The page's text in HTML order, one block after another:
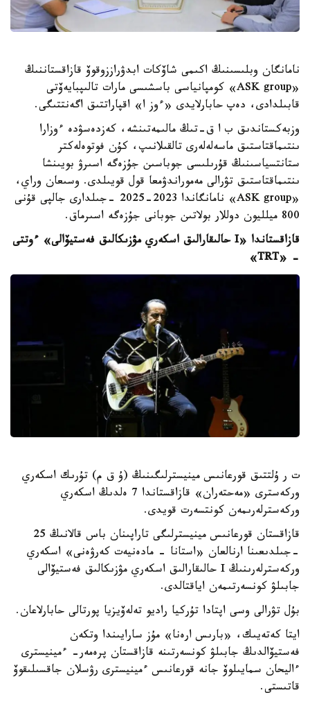
نامانگان وبلىسىنىڭ اكىمى شاۆكات ابدۋراززوقوۆ قازاقستاننىڭ
«ASK group» كومپانياسى باسشىسى مارات تالىپبايەۆتى
قابىلدادى، دەپ حابارلايدى «ءوز ا» اقپاراتتىق اگەنتتىگى.
وزبەكستاندىق ب ا ق-تىڭ مالىمەتىنشە، كەزدەسۋدە ءوزارا
ىنتىماقتاستىق ماسەلەلەرى تالقىلانىپ، كۇن فوتوەلەكتر
ستانتسياسىنىڭ قۇرىلىسى جوباسىن جۇزەگە اسىرۋ بويىنشا
ىنتىماقتاستىق تۋرالى مەموراندۋمعا قول قويىلدى. وسىعان وراي،
«ASK group» نامانگاندا 2023-2025 -جىلدارى جالپى قۇنى
800 ميلليون دوللار بولاتىن جوبانى جۇزەگە اسىرماق.
قازاقستاندا «I حالىقارالىق اسكەري مۋزىكالىق فەستيۆالى» ءوتتى
- «TRT»
ت ر ۇلتتىق قورعانىس مينيسترلىگىنىڭ (ۇ ق م) تۇرىك اسكەري
وركەسترى «مەحتەران» قازاقستاندا 7 ەلدىڭ اسكەري
وركەسترلەرىمەن كونتسەرت قويدى.
قازاقستان قورعانىس مينيسترلىگى تاراپىنان باس قالانىڭ 25
-جىلدىعىنا ارنالعان «استانا - مادەنيەت كەرۋەنى» اسكەري
وركەسترلەرىنىڭ I حالىقارالىق اسكەري مۋزىكالىق فەستيۆالى
جابىلۋ كونسەرتىمەن اياقتالدى.
بۇل تۋرالى وسى اپتادا تۇركيا راديو تەلەۆيزيا پورتالى حابارلاعان.
ايتا كەتەيىك، «بارىس ارەنا» مۇز سارايىندا وتكەن
فەستيۆالدىڭ جابىلۋ كونسەرتىنە قازاقستان پرەمەر- ءمينيسترى
ءاليحان سمايىلوۆ جانە قورعانىس ءمينيسترى رۋسلان جاقسىلىقوۆ
قاتىستى.